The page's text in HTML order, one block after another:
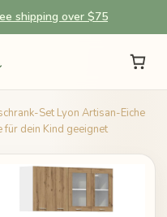
shipping over $75
Set Lyon Artisan-Eiche
dein Kind geeignet